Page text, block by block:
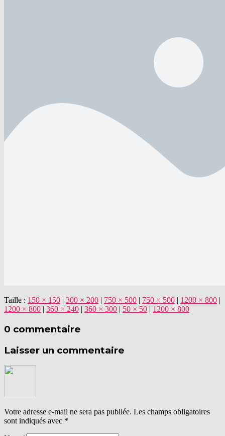
Taille : 150 × 150 | 300 × 200 | 750 × 500 | 750 × 500 | 1200 × 800 |
1200 × 800 | 360 × 240 | 360 × 300 | 50 × 50 | 1200 × 800
0 commentaire
Laisser un commentaire
Votre adresse e-mail ne sera pas publiée. Les champs obligatoires
sont indiqués avec *